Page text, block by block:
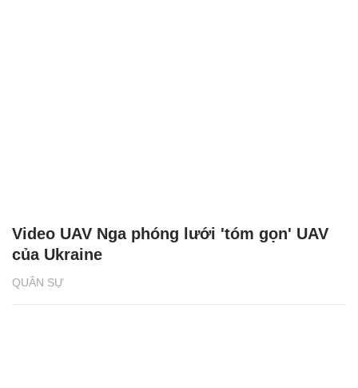
QUÂN SỰ
Video UAV Nga phóng lưới 'tóm gọn' UAV
của Ukraine